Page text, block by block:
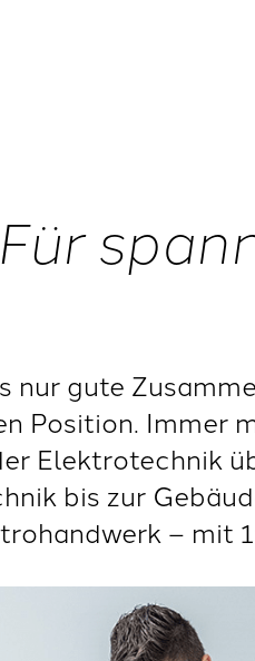
nur gute
Position. Immer
Elektrotechnik
bis zur
– mit